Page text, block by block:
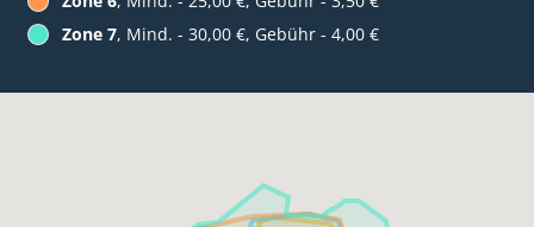
Zone 7, Mind. - 30,00 €, Gebühr - 4,00 €